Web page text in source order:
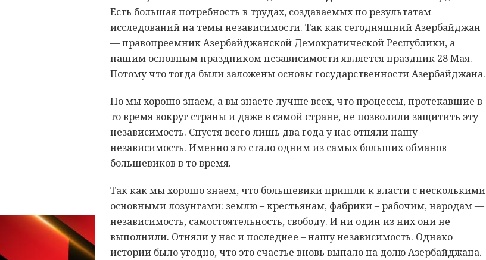
Есть большая потребность в трудах, создаваемых по результатам
исследований на темы независимости. Так как сегодняшний Азербайджан
— правопреемник Азербайджанской Демократической Республики, а
нашим основным праздником независимости является праздник 28 Мая.
Потому что тогда были заложены основы государственности Азербайджана.
Но мы хорошо знаем, а вы знаете лучше всех, что процессы, протекавшие в
то время вокруг страны и даже в самой стране, не позволили защитить эту
независимость. Спустя всего лишь два года у нас отняли нашу
независимость. Именно это стало одним из самых больших обманов
большевиков в то время.
Так как мы хорошо знаем, что большевики пришли к власти с несколькими
основными лозунгами: землю – крестьянам, фабрики – рабочим, народам —
независимость, самостоятельность, свободу. И ни один из них они не
выполнили. Отняли у нас и последнее – нашу независимость. Однако
истории было угодно, что это счастье вновь выпало на долю Азербайджана.